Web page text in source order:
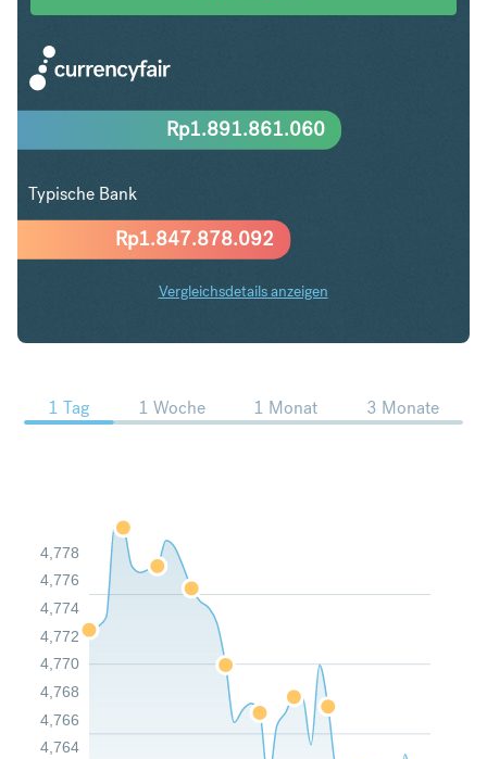
Rp1.847.878.092
Rp1.891.861.060
Typische Bank
Vergleichsdetails anzeigen
PLN in IDR Trends
1 Tag 1 Woche 1 Monat 3 Monate
4,764
4,766
4,768
4,770
4,772
4,774
4,776
4,778